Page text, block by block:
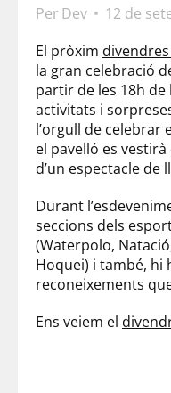
Per Dev
12 de
El pròxim
la gran celebració
partir de les 18h
activitats i
l’orgull de celebrar
el pavelló es
d’un espectacle de
Durant
seccions dels
(Waterpolo,
Hoquei) i també, hi
reconeixements
Ens veiem el